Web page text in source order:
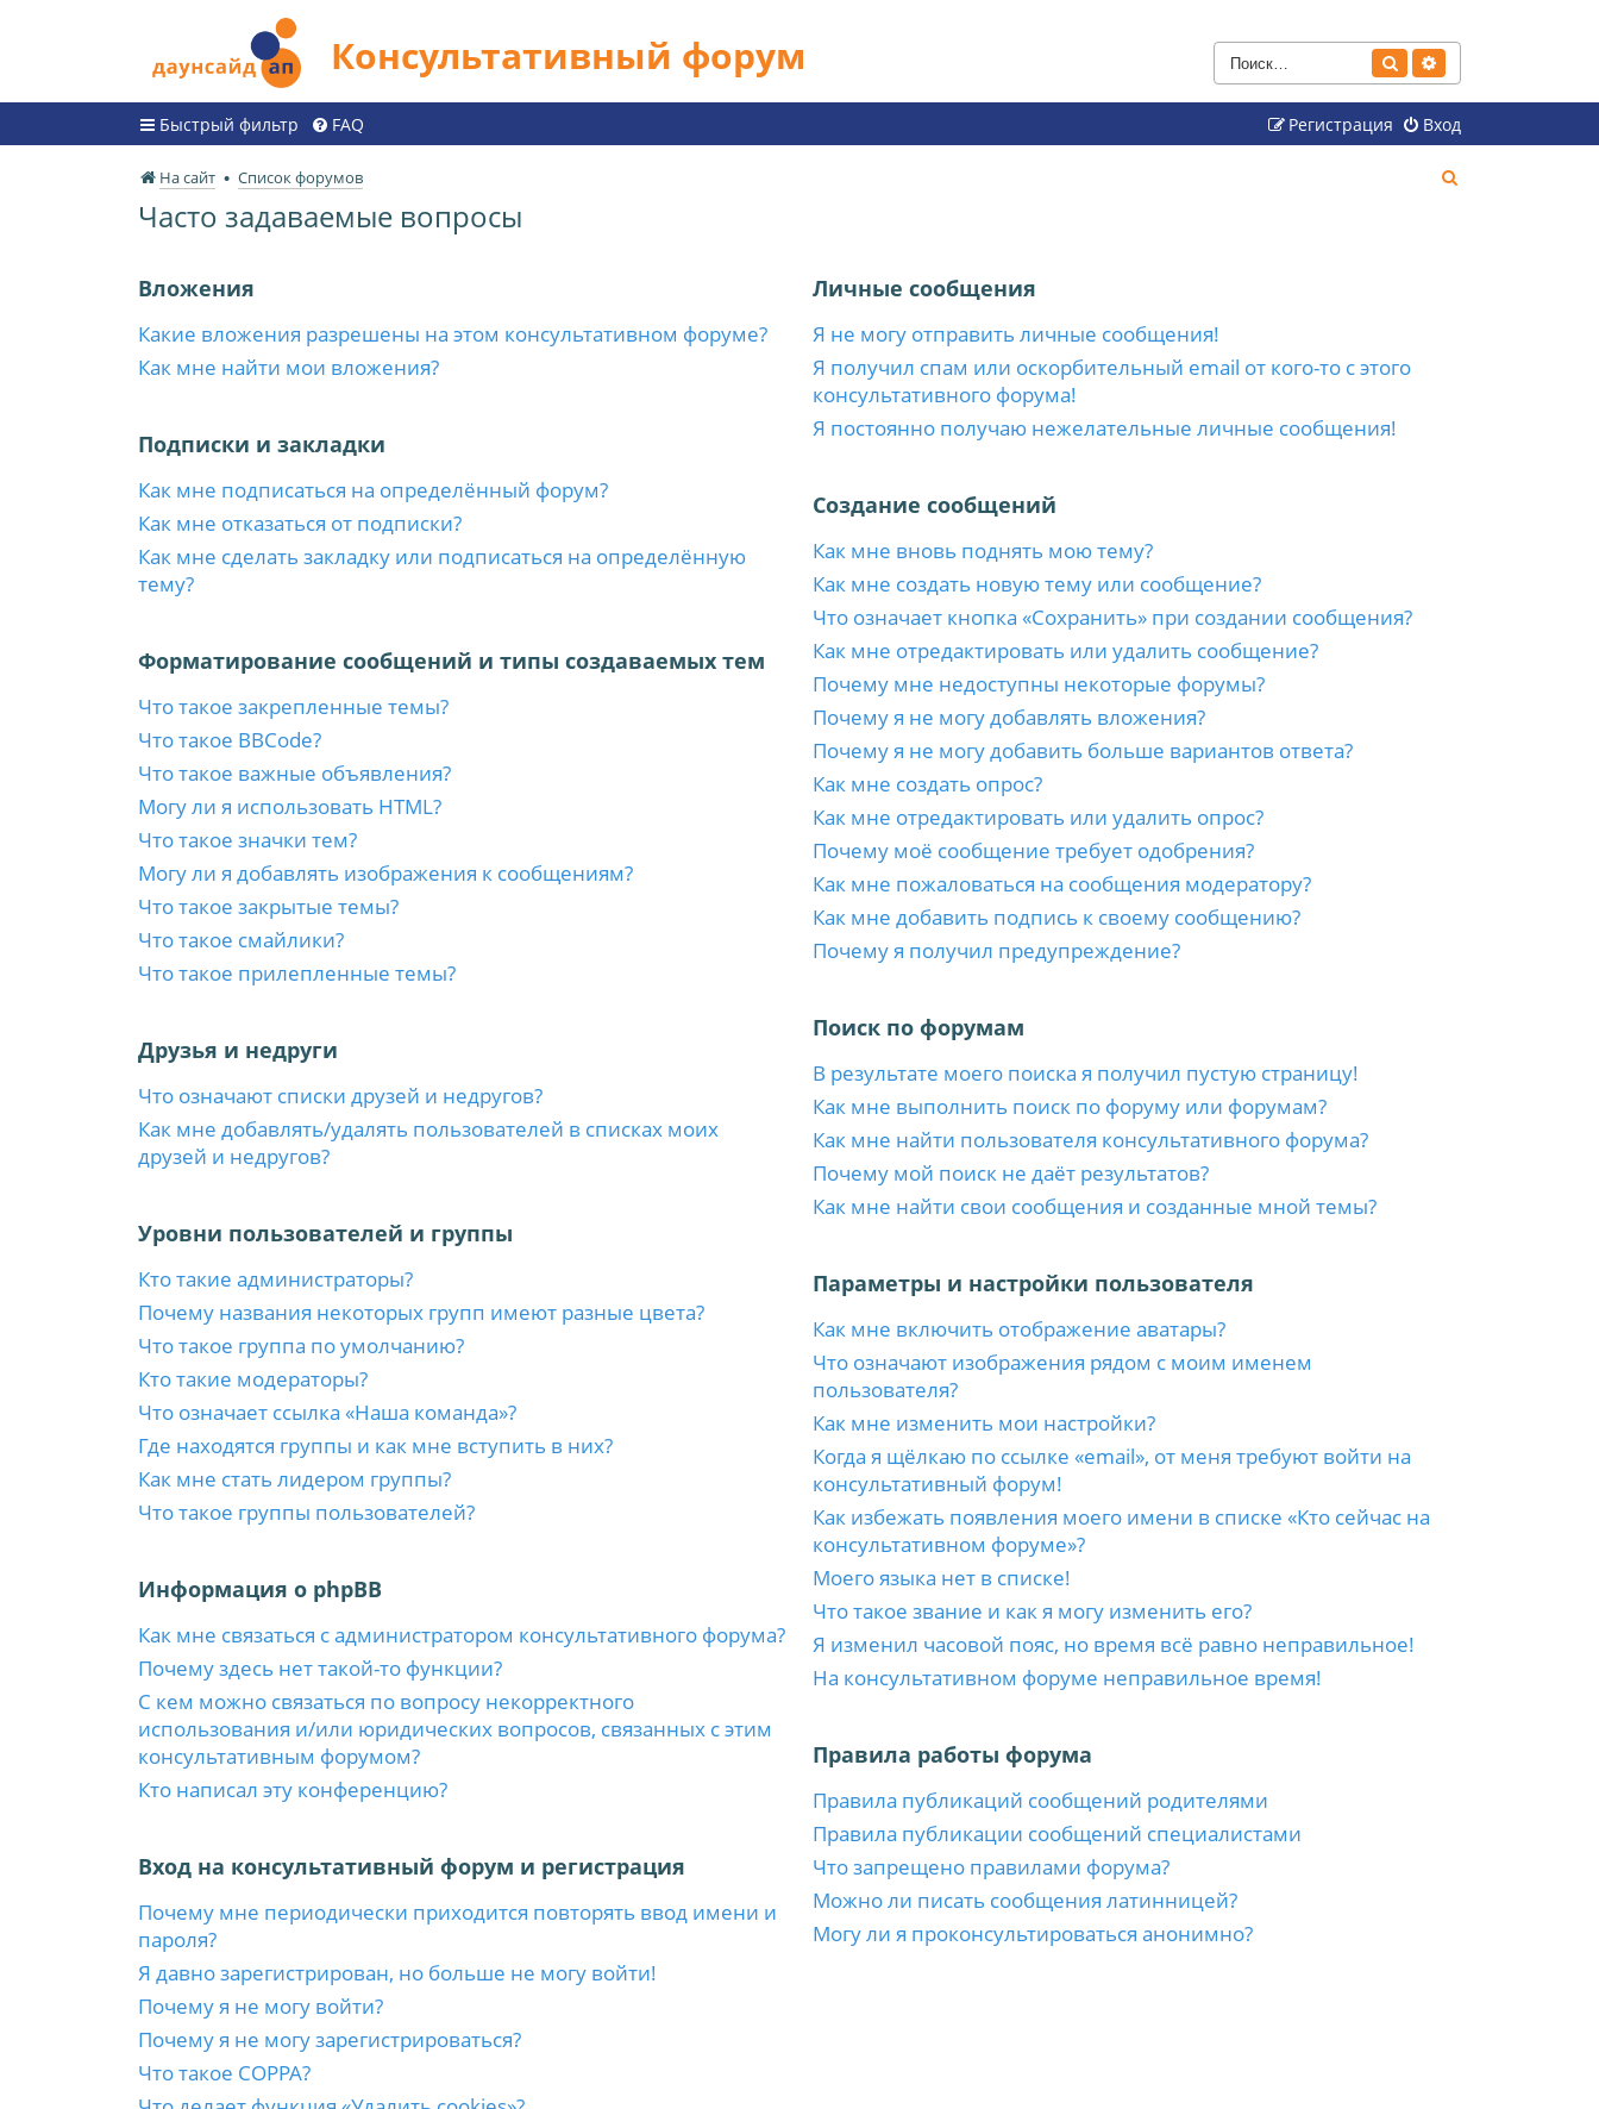
Консультативный форум Поиск
Быстрый фильтр FAQ Вход
Регистрация
На сайт Список форумов
Часто задаваемые вопросы
Вложения
Какие вложения разрешены на этом консультативном форуме?
Как мне найти мои вложения?
Подписки и закладки
Как мне подписаться на определённый форум?
Как мне отказаться от подписки?
Как мне сделать закладку или подписаться на определённую
тему?
Форматирование сообщений и типы создаваемых тем
Что такое закрепленные темы?
Что такое BBCode?
Что такое важные объявления?
Могу ли я использовать HTML?
Что такое значки тем?
Могу ли я добавлять изображения к сообщениям?
Что такое закрытые темы?
Что такое смайлики?
Что такое прилепленные темы?
Друзья и недруги
Что означают списки друзей и недругов?
Как мне добавлять/удалять пользователей в списках моих
друзей и недругов?
Уровни пользователей и группы
Кто такие администраторы?
Почему названия некоторых групп имеют разные цвета?
Что такое группа по умолчанию?
Кто такие модераторы?
Что означает ссылка «Наша команда»?
Где находятся группы и как мне вступить в них?
Как мне стать лидером группы?
Что такое группы пользователей?
Информация о phpBB
Как мне связаться с администратором консультативного форума?
Почему здесь нет такой-то функции?
С кем можно связаться по вопросу некорректного
использования и/или юридических вопросов, связанных с этим
консультативным форумом?
Кто написал эту конференцию?
Вход на консультативный форум и регистрация
Почему мне периодически приходится повторять ввод имени и
пароля?
Я давно зарегистрирован, но больше не могу войти!
Почему я не могу войти?
Почему я не могу зарегистрироваться?
Что такое COPPA?
Личные сообщения
Я не могу отправить личные сообщения!
Я получил спам или оскорбительный email от кого-то с этого
консультативного форума!
Я постоянно получаю нежелательные личные сообщения!
Создание сообщений
Как мне вновь поднять мою тему?
Как мне создать новую тему или сообщение?
Что означает кнопка «Сохранить» при создании сообщения?
Как мне отредактировать или удалить сообщение?
Почему мне недоступны некоторые форумы?
Почему я не могу добавлять вложения?
Почему я не могу добавить больше вариантов ответа?
Как мне создать опрос?
Как мне отредактировать или удалить опрос?
Почему моё сообщение требует одобрения?
Как мне пожаловаться на сообщения модератору?
Как мне добавить подпись к своему сообщению?
Почему я получил предупреждение?
Поиск по форумам
В результате моего поиска я получил пустую страницу!
Как мне выполнить поиск по форуму или форумам?
Как мне найти пользователя консультативного форума?
Почему мой поиск не даёт результатов?
Как мне найти свои сообщения и созданные мной темы?
Параметры и настройки пользователя
Как мне включить отображение аватары?
Что означают изображения рядом с моим именем
пользователя?
Как мне изменить мои настройки?
Когда я щёлкаю по ссылке «email», от меня требуют войти на
консультативный форум!
Как избежать появления моего имени в списке «Кто сейчас на
консультативном форуме»?
Моего языка нет в списке!
Что такое звание и как я могу изменить его?
Я изменил часовой пояс, но время всё равно неправильное!
На консультативном форуме неправильное время!
Правила работы форума
Правила публикаций сообщений родителями
Правила публикации сообщений специалистами
Что запрещено правилами форума?
Можно ли писать сообщения латинницей?
Могу ли я проконсультироваться анонимно?